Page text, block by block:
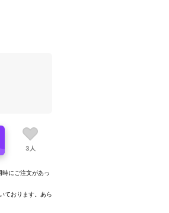
3人
にご注文があっ
ております。あら